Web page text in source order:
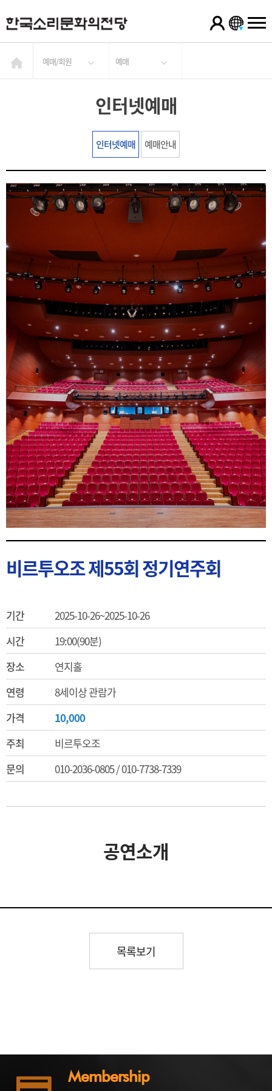
예매/회원 예매
인터넷예매
인터넷예매 예매안내
비르투오조 제55회 정기연주회
기간
2025-10-26~2025-10-26
시간
19:00(90분)
장소
연지홀
연령
8세이상 관람가
가격
10,000
주최
비르투오조
문의
010-2036-0805 / 010-7738-7339
공연소개
목록보기
Membership